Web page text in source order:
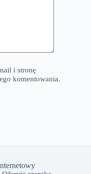
i stronę
komentowania.